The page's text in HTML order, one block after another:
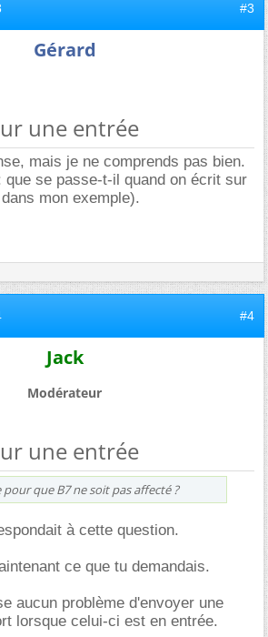
#3
Gérard
une entrée
mais je ne comprends pas bien.
que se passe-t-il quand on écrit sur
mon exemple).
#4
Jack
Modérateur
une entrée
que B7 ne soit pas affecté ?
à cette question.
ce que tu demandais.
aucun problème d'envoyer une
lorsque celui-ci est en entrée.